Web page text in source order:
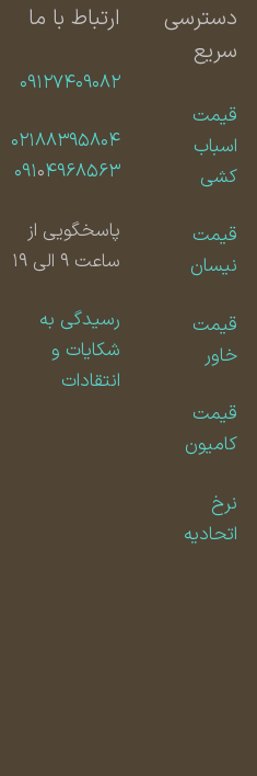
دسترسی
سریع
قیمت
اسباب
کشی
قیمت
نیسان
قیمت
قیمت
کامیون
اتحادیه
ارتباط با ما
۰۹۱۲۷۴۰۹۰۸۲
۰۲۱۸۸۳۹۵۸۰۴
۰۹۱۰۴۹۶۸۵۶۳
پاسخگویی از
ساعت ۹ الی ۱۹
رسیدگی به
شکایات و
انتقادات